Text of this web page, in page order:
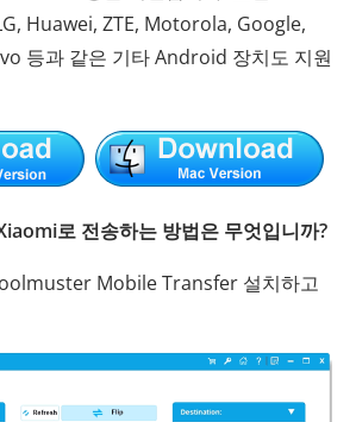
Huawei, ZTE, Motorola, Google,
등과 같은 기타 Android 장치도 지원
로 전송하는 방법은 무엇입니까?
Mobile Transfer 설치하고